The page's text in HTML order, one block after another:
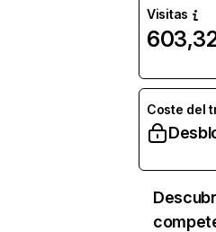
Visitas
Coste del